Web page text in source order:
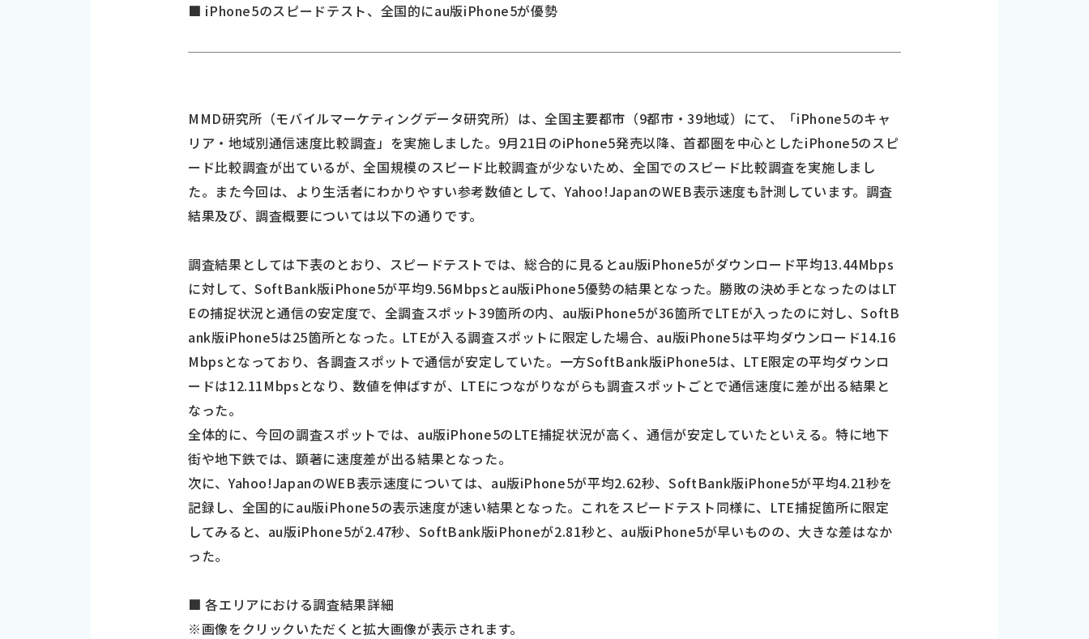
■ iPhone5のスピードテスト、全国的にau版iPhone5が優勢
MMD研究所（モバイルマーケティングデータ研究所）は、全国主要都市（9都市・39地域）にて、「iPhone5のキャ
リア・地域別通信速度比較調査」を実施しました。9月21日のiPhone5発売以降、首都圏を中心としたiPhone5のスピ
ード比較調査が出ているが、全国規模のスピード比較調査が少ないため、全国でのスピード比較調査を実施しまし
た。また今回は、より生活者にわかりやすい参考数値として、Yahoo!JapanのWEB表示速度も計測しています。調査
結果及び、調査概要については以下の通りです。
調査結果としては下表のとおり、スピードテストでは、総合的に見るとau版iPhone5がダウンロード平均13.44Mbps
に対して、SoftBank版iPhone5が平均9.56Mbpsとau版iPhone5優勢の結果となった。勝敗の決め手となったのはLT
Eの捕捉状況と通信の安定度で、全調査スポット39箇所の内、au版iPhone5が36箇所でLTEが入ったのに対し、SoftB
ank版iPhone5は25箇所となった。LTEが入る調査スポットに限定した場合、au版iPhone5は平均ダウンロード14.16
Mbpsとなっており、各調査スポットで通信が安定していた。一方SoftBank版iPhone5は、LTE限定の平均ダウンロ
ードは12.11Mbpsとなり、数値を伸ばすが、LTEにつながりながらも調査スポットごとで通信速度に差が出る結果と
なった。
全体的に、今回の調査スポットでは、au版iPhone5のLTE捕捉状況が高く、通信が安定していたといえる。特に地下
街や地下鉄では、顕著に速度差が出る結果となった。
次に、Yahoo!JapanのWEB表示速度については、au版iPhone5が平均2.62秒、SoftBank版iPhone5が平均4.21秒を
記録し、全国的にau版iPhone5の表示速度が速い結果となった。これをスピードテスト同様に、LTE捕捉箇所に限定
してみると、au版iPhone5が2.47秒、SoftBank版iPhoneが2.81秒と、au版iPhone5が早いものの、大きな差はなか
った。
■ 各エリアにおける調査結果詳細
※画像をクリックいただくと拡大画像が表示されます。